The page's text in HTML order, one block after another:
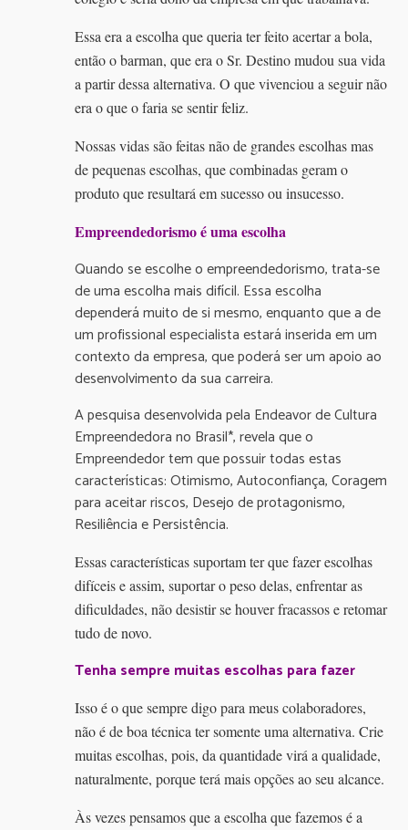
Essa era a escolha que queria ter feito acertar a bola,
então o barman, que era o Sr. Destino mudou sua vida
a partir dessa alternativa. O que vivenciou a seguir não
era o que o faria se sentir feliz.
Nossas vidas são feitas não de grandes escolhas mas
de pequenas escolhas, que combinadas geram o
produto que resultará em sucesso ou insucesso.
Empreendedorismo é uma escolha
Quando se escolhe o empreendedorismo, trata-se
de uma escolha mais difícil. Essa escolha
dependerá muito de si mesmo, enquanto que a de
um profissional especialista estará inserida em um
contexto da empresa, que poderá ser um apoio ao
desenvolvimento da sua carreira.
A pesquisa desenvolvida pela Endeavor de Cultura
Empreendedora no Brasil*, revela que o
Empreendedor tem que possuir todas estas
características: Otimismo, Autoconfiança, Coragem
para aceitar riscos, Desejo de protagonismo,
Resiliência e Persistência.
Essas características suportam ter que fazer escolhas
difíceis e assim, suportar o peso delas, enfrentar as
dificuldades, não desistir se houver fracassos e retomar
tudo de novo.
Tenha sempre muitas escolhas para fazer
Isso é o que sempre digo para meus colaboradores,
não é de boa técnica ter somente uma alternativa. Crie
muitas escolhas, pois, da quantidade virá a qualidade,
naturalmente, porque terá mais opções ao seu alcance.
Às vezes pensamos que a escolha que fazemos é a